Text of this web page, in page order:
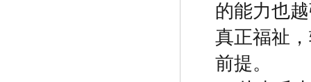
的能力也
真正福祉
前提。